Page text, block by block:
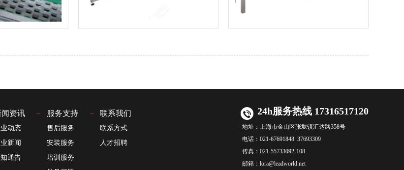
闻资讯
动态
新闻
通告
服务支持
售后服务
安装服务
培训服务
联系我们
联系方式
人才招聘
24h服务热线 17316517120
地址： 上海市金山区张堰镇汇达路358号
电话： 021-67691848 37693309
传真： 021-55733092-108
邮箱： lora@leadworld.net